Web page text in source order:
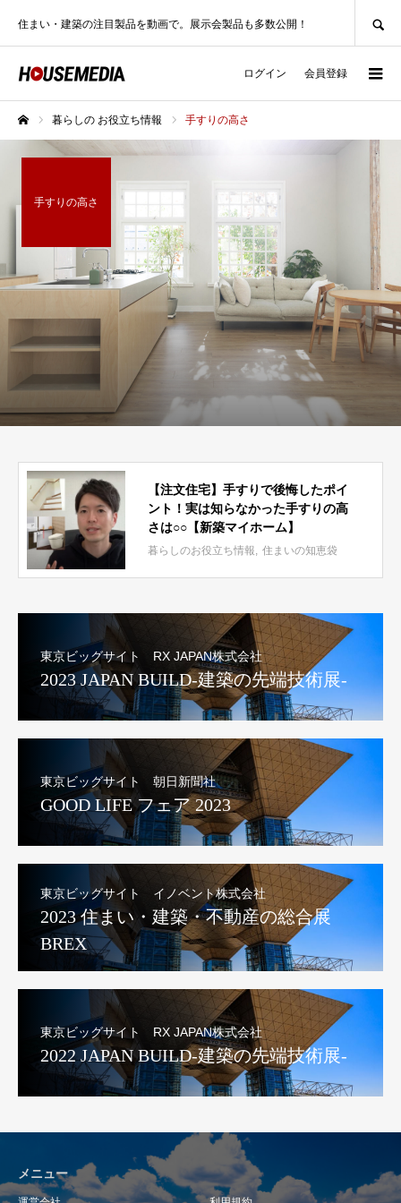
住まい・建築の注目製品を動画で。展示会製品も多数公開！
ログイン 会員登録
暮らしの お役立ち情報 手すりの高さ
手すりの高さ
【注文住宅】手すりで後悔したポイ
ント！実は知らなかった手すりの高
さは○○【新築マイホーム】
暮らしのお役立ち情報 住まいの知恵袋
東京ビッグサイト RX JAPAN株式会社
2023 JAPAN BUILD-建築の先端技術展-
東京ビッグサイト 朝日新聞社
GOOD LIFE フェア 2023
東京ビッグサイト イノベント株式会社
2023 住まい・建築・不動産の総合展
BREX
東京ビッグサイト RX JAPAN株式会社
2022 JAPAN BUILD-建築の先端技術展-
メニュー